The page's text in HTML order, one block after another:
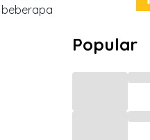
Popular